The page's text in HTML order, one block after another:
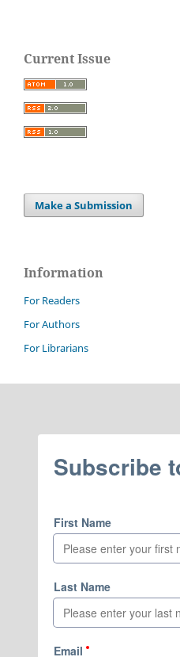
Current Issue
Make a Submission
Information
For Readers
For Authors
For Librarians